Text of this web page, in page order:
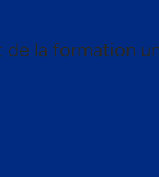
la formation